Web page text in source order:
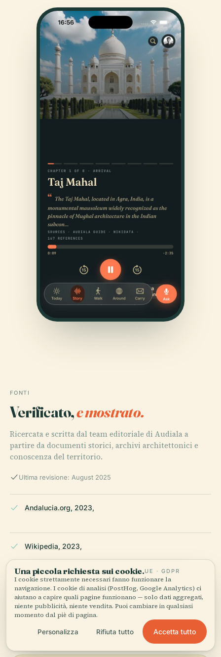
FONTI
Verificato,e mostrato.
Ricercata e scritta dal team editoriale di Audiala a
partire da documenti storici, archivi architettonici e
conoscenza del territorio.
Ultima revisione: August 2025
Andalucia.org, 2023,
Wikipedia, 2023,
Travel Spain 24, 2023,
ULTIMA REVISIONE: AUGUST 2025
Ricercato da Wikidata, Wikipedia e fonti ufficiali · verificato ·
Come creiamo le nostre guide →
Una piccola richiesta sui cookie.UE · GDPR
I cookie strettamente necessari fanno funzionare la
navigazione. I cookie di analisi (PostHog, Google Analytics) ci
aiutano a capire quali pagine funzionano — solo dati aggregati,
niente pubblicità, niente vendita. Puoi cambiare in qualsiasi
momento dal piè di pagina.
Personalizza Rifiuta tutto Accetta tutto